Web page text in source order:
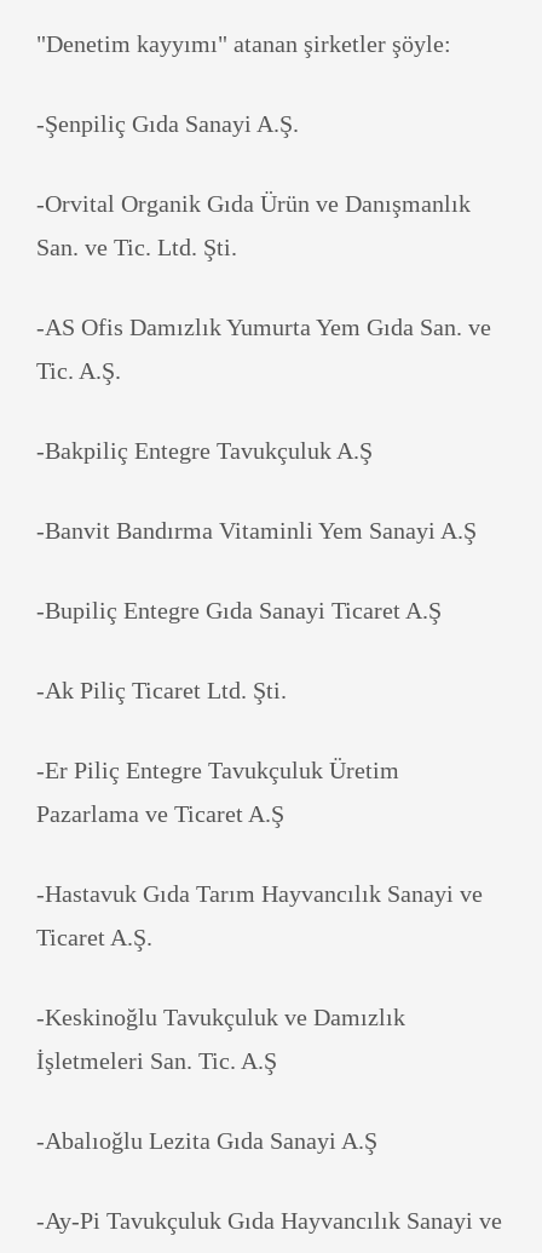
"Denetim kayyımı" atanan şirketler şöyle:
-Şenpiliç Gıda Sanayi A.Ş.
-Orvital Organik Gıda Ürün ve Danışmanlık
San. ve Tic. Ltd. Şti.
-AS Ofis Damızlık Yumurta Yem Gıda San. ve
Tic. A.Ş.
-Bakpiliç Entegre Tavukçuluk A.Ş
-Banvit Bandırma Vitaminli Yem Sanayi A.Ş
-Bupiliç Entegre Gıda Sanayi Ticaret A.Ş
-Ak Piliç Ticaret Ltd. Şti.
-Er Piliç Entegre Tavukçuluk Üretim
Pazarlama ve Ticaret A.Ş
-Hastavuk Gıda Tarım Hayvancılık Sanayi ve
Ticaret A.Ş.
-Keskinoğlu Tavukçuluk ve Damızlık
İşletmeleri San. Tic. A.Ş
-Abalıoğlu Lezita Gıda Sanayi A.Ş
-Ay-Pi Tavukçuluk Gıda Hayvancılık Sanayi ve